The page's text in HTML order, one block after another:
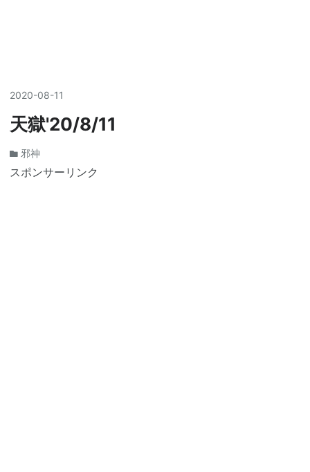
2020-08-11
天獄'20/8/11
邪神
スポンサーリンク